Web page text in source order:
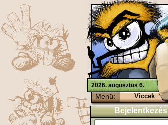
2026. augusztus 6.
Menü: Viccek
Bejelentkezés